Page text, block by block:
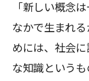
「新しい概念
なかで生まれ
めには、社会
な知識という